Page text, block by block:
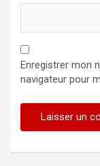
Enregistrer mon
navigateur pour